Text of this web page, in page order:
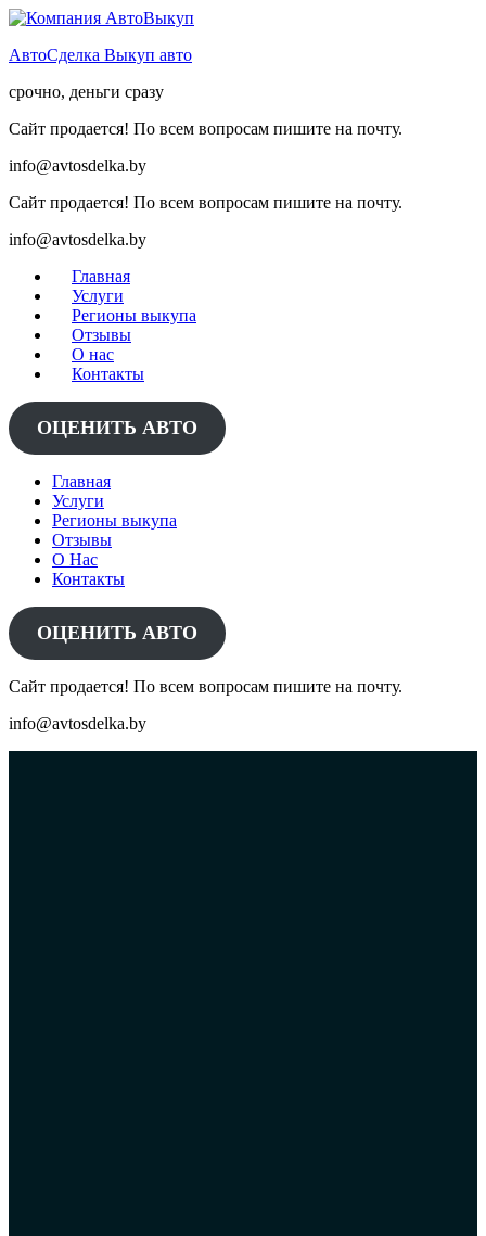
Skip
content
АвтоСделка Выкуп авто
срочно, деньги сразу
Сайт продается! По всем вопросам пишите на почту.
info@avtosdelka.by
Сайт продается! По всем вопросам пишите на почту.
info@avtosdelka.by
Главная
Услуги
Регионы выкупа
Отзывы
О нас
Контакты
ОЦЕНИТЬ АВТО
Главная
Услуги
Регионы выкупа
Отзывы
О Нас
Контакты
ОЦЕНИТЬ АВТО
Сайт продается! По всем вопросам пишите на почту.
info@avtosdelka.by